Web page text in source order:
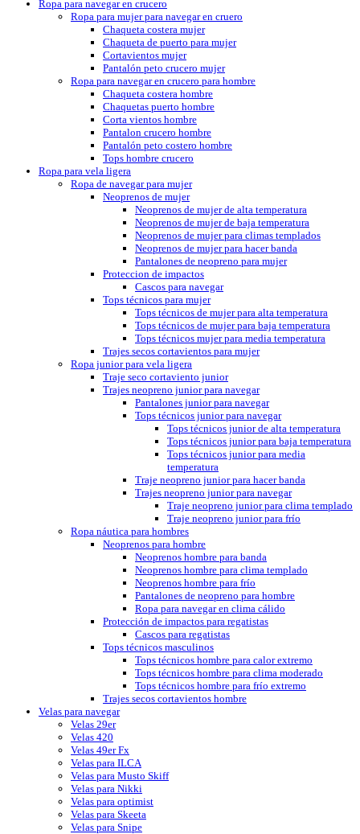
Ropa para navegar en crucero
Ropa para mujer para navegar en cruero
Chaqueta costera mujer
Chaqueta de puerto para mujer
Cortavientos mujer
Pantalón peto crucero mujer
Ropa para navegar en crucero para hombre
Chaqueta costera hombre
Chaquetas puerto hombre
Corta vientos hombre
Pantalon crucero hombre
Pantalón peto costero hombre
Tops hombre crucero
Ropa para vela ligera
Ropa de navegar para mujer
Neoprenos de mujer
Neoprenos de mujer de alta temperatura
Neoprenos de mujer de baja temperatura
Neoprenos de mujer para climas templados
Neoprenos de mujer para hacer banda
Pantalones de neopreno para mujer
Proteccion de impactos
Cascos para navegar
Tops técnicos para mujer
Tops técnicos de mujer para alta temperatura
Tops técnicos de mujer para baja temperatura
Tops técnicos mujer para media temperatura
Trajes secos cortavientos para mujer
Ropa junior para vela ligera
Traje seco cortaviento junior
Trajes neopreno junior para navegar
Pantalones junior para navegar
Tops técnicos junior para navegar
Tops técnicos junior de alta temperatura
Tops técnicos junior para baja temperatura
Tops técnicos junior para media
temperatura
Traje neopreno junior para hacer banda
Trajes neopreno junior para navegar
Traje neopreno junior para clima templado
Traje neopreno junior para frío
Ropa náutica para hombres
Neoprenos para hombre
Neoprenos hombre para banda
Neoprenos hombre para clima templado
Neoprenos hombre para frío
Pantalones de neopreno para hombre
Ropa para navegar en clima cálido
Protección de impactos para regatistas
Cascos para regatistas
Tops técnicos masculinos
Tops técnicos hombre para calor extremo
Tops técnicos hombre para clima moderado
Tops técnicos hombre para frío extremo
Trajes secos cortavientos hombre
Velas para navegar
Velas 29er
Velas 420
Velas 49er Fx
Velas para ILCA
Velas para Musto Skiff
Velas para Nikki
Velas para optimist
Velas para Skeeta
Velas para Snipe